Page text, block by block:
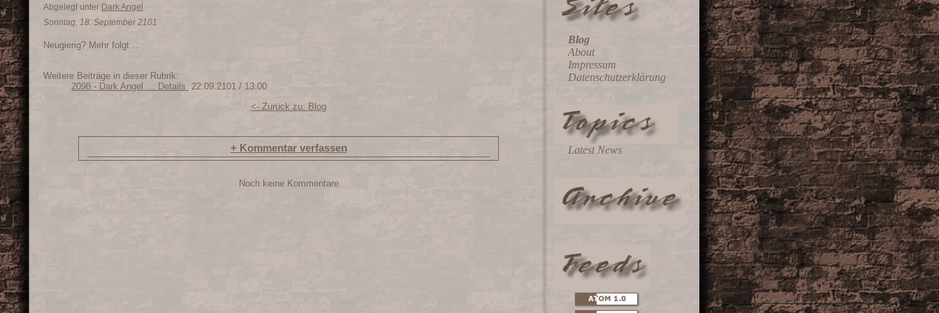
Blog
About
Impressum
Datenschutzerklärung
Latest News
Abgelegt unter Dark Angel
Sonntag, 18. September 2101
Neugierig? Mehr folgt …
Weitere Beiträge in dieser Rubrik:
2098 - Dark Angel … Details
22.09.2101 / 13:00
<- Zurück zu: Blog
+ Kommentar verfassen
Noch keine Kommentare